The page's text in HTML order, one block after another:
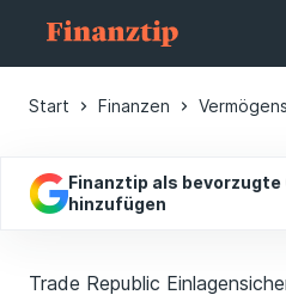
Start Finanzen
Finanztip als bevorzugte
hinzufügen
Trade Republic